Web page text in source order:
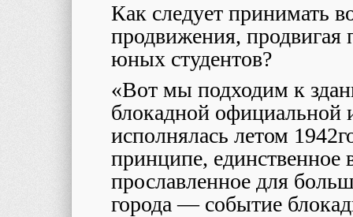
Как следует принимать
продвижения, продвигая
юных студентов?
«Вот мы подходим к
блокадной официальной
исполнялась летом
принципе, единственное
прославленное для
города — событие